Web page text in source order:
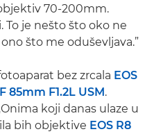
70-200mm.
To je nešto što oko ne
što me oduševljava.”
bez zrcala EOS
85mm F1.2L USM.
koji danas ulaze u
bih objektive EOS R8